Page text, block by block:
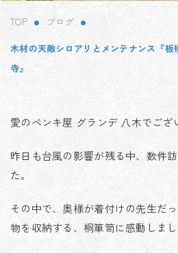
TOP ブログ
木材の天敵シロアリとメンテナンス『板
寺』
愛のペンキ屋 グランデ 八木でござ
昨日も台風の影響が残る中、数件
た。
その中で、奥様が着付けの先生だ
物を収納する、桐箪笥に感動しま